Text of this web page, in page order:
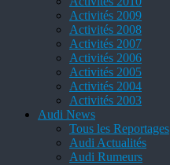
Activités 2009
Activités 2008
Activités 2007
Activités 2006
Activités 2005
Activités 2004
Activités 2003
Audi News
Tous les Reportages
Audi Actualités
Audi Rumeurs